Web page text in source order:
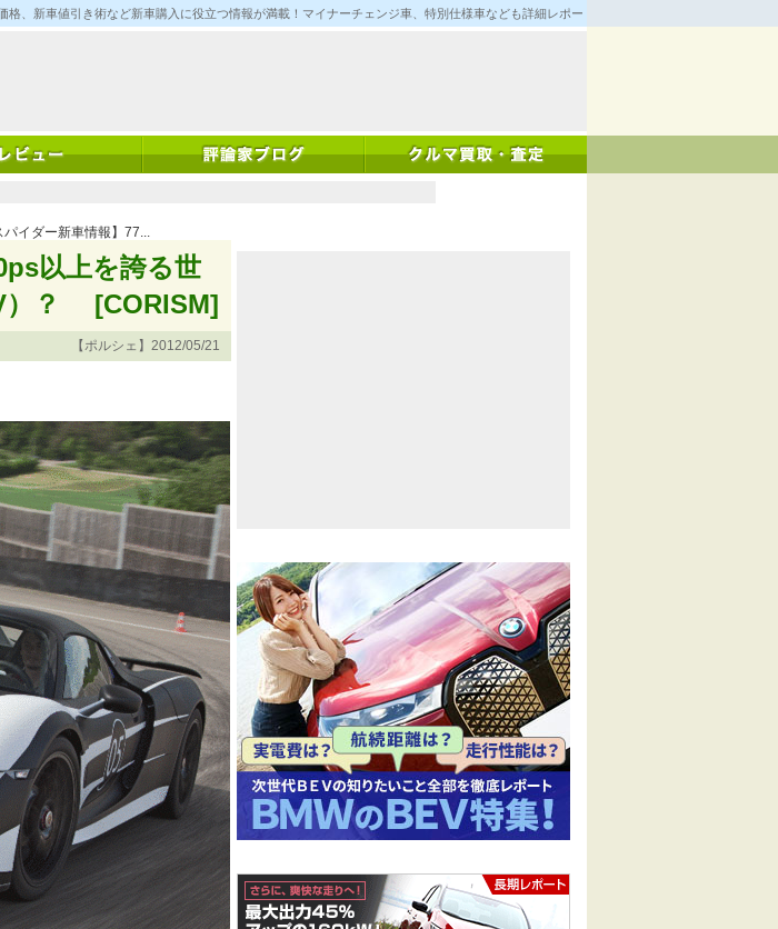
、新車値引き術など新車購入に役立つ情報が満載！マイナーチェンジ車、特別仕様車なども詳細レポート！
パイダー新車情報】77...
以上を誇る世
）？ [CORISM]
【ポルシェ】2012/05/21